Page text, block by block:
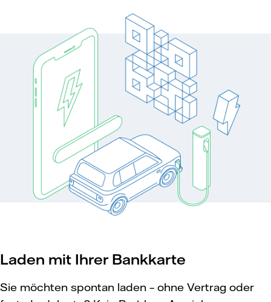
Laden mit Ihrer Bankkarte
Sie möchten spontan laden – ohne Vertrag oder